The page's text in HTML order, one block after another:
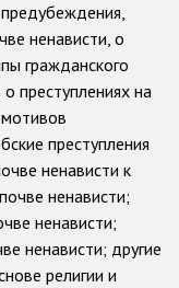
ненависти, о
гражданского
преступлениях на
преступления
ненависти к
ненависти;
ненависти;
ненависти; другие
религии и